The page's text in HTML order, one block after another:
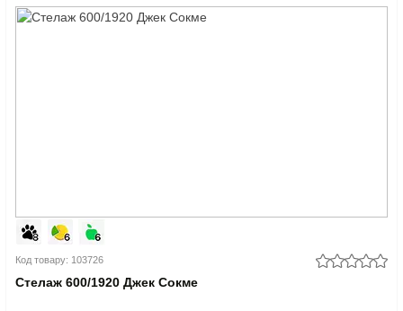
Код товару: 103726
Стелаж 600/1920 Джек Сокме